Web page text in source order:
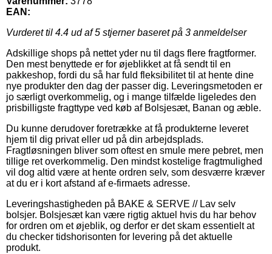
EAN:
Vurderet til 4.4 ud af 5 stjerner baseret på 3 anmeldelser
Adskillige shops på nettet yder nu til dags flere fragtformer.
Den mest benyttede er for øjeblikket at få sendt til en
pakkeshop, fordi du så har fuld fleksibilitet til at hente dine
nye produkter den dag der passer dig. Leveringsmetoden er
jo særligt overkommelig, og i mange tilfælde ligeledes den
prisbilligste fragttype ved køb af Bolsjesæt, Banan og æble.
Du kunne derudover foretrække at få produkterne leveret
hjem til dig privat eller ud på din arbejdsplads.
Fragtløsningen bliver som oftest en smule mere pebret, men
tillige ret overkommelig. Den mindst kostelige fragtmulighed
vil dog altid være at hente ordren selv, som desværre kræver
at du er i kort afstand af e-firmaets adresse.
Leveringshastigheden på BAKE & SERVE // Lav selv
bolsjer. Bolsjesæt kan være rigtig aktuel hvis du har behov
for ordren om et øjeblik, og derfor er det skam essentielt at
du checker tidshorisonten for levering på det aktuelle
produkt.